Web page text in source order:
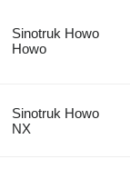
Sinotruk Howo
Howo
Sinotruk Howo
NX